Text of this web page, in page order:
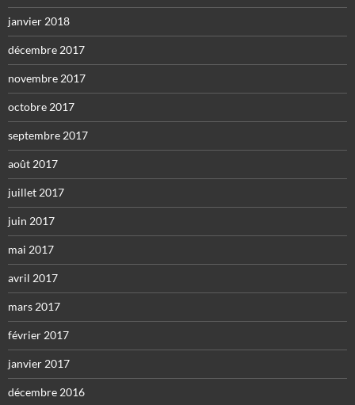
janvier 2018
décembre 2017
novembre 2017
octobre 2017
septembre 2017
août 2017
juillet 2017
juin 2017
mai 2017
avril 2017
mars 2017
février 2017
janvier 2017
décembre 2016